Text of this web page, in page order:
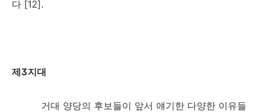
다 [12].
제3지대
거대 양당의 후보들이 앞서 얘기한 다양한 이유들